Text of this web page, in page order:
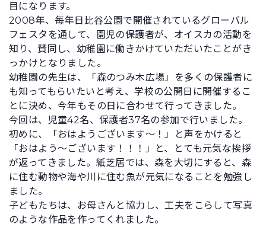
目になります。
2008年、毎年日比谷公園で開催されているグローバル
フェスタを通して、園児の保護者が、オイスカの活動を
知り、賛同し、幼稚園に働きかけていただいたことがき
っかけとなりました。
幼稚園の先生は、「森のつみ木広場」を多くの保護者に
も知ってもらいたいと考え、学校の公開日に開催するこ
とに決め、今年もその日に合わせて行ってきました。
今回は、児童42名、保護者37名の参加で行いました。
初めに、「おはようございます～！」と声をかけると
「おはよう～ございます！！！」と、とても元気な挨拶
が返ってきました。紙芝居では、森を大切にすると、森
に住む動物や海や川に住む魚が元気になることを勉強し
ました。
子どもたちは、お母さんと協力し、工夫をこらして写真
のような作品を作ってくれました。